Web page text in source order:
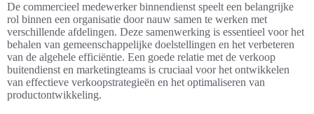
De commercieel medewerker binnendienst speelt een belangrijke
rol binnen een organisatie door nauw samen te werken met
verschillende afdelingen. Deze samenwerking is essentieel voor het
behalen van gemeenschappelijke doelstellingen en het verbeteren
van de algehele efficiëntie. Een goede relatie met de verkoop
buitendienst en marketingteams is cruciaal voor het ontwikkelen
van effectieve verkoopstrategieën en het optimaliseren van
productontwikkeling.